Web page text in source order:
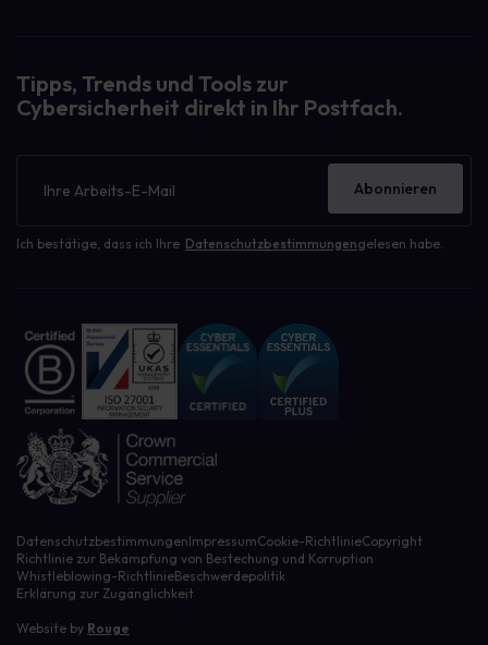
Tipps, Trends und Tools zur
Cybersicherheit direkt in Ihr Postfach.
Ich bestätige, dass ich Ihre Datenschutzbestimmungengelesen habe.
Abonnieren
DatenschutzbestimmungenImpressumCookie-RichtlinieCopyright
Richtlinie zur Bekämpfung von Bestechung und Korruption
Whistleblowing-RichtlinieBeschwerdepolitik
Erklärung zur Zugänglichkeit
Website by Rouge